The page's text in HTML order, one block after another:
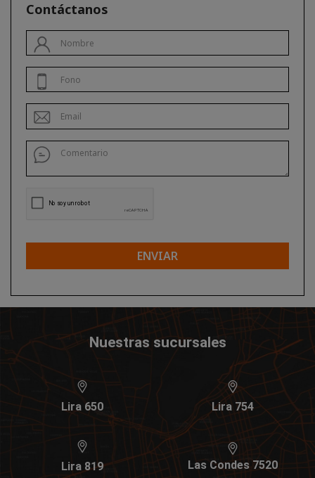
Contáctanos
ENVIAR
Nuestras sucursales
Lira 650 Lira 754
Lira 819 Las Condes 7520